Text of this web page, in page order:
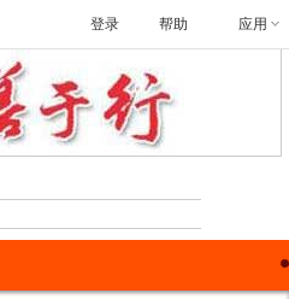
帮助 应用
登录